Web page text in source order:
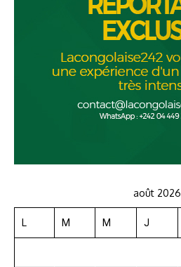
août 2026
L M M J